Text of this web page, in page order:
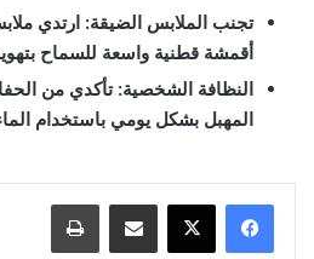
تجنب الملابس الضيقة: ارتدي
أقمشة قطنية واسعة للسماح
النظافة الشخصية: تأكدي من
المهبل بشكل يومي باستخدام
مشاركة عبر البريد طباعة